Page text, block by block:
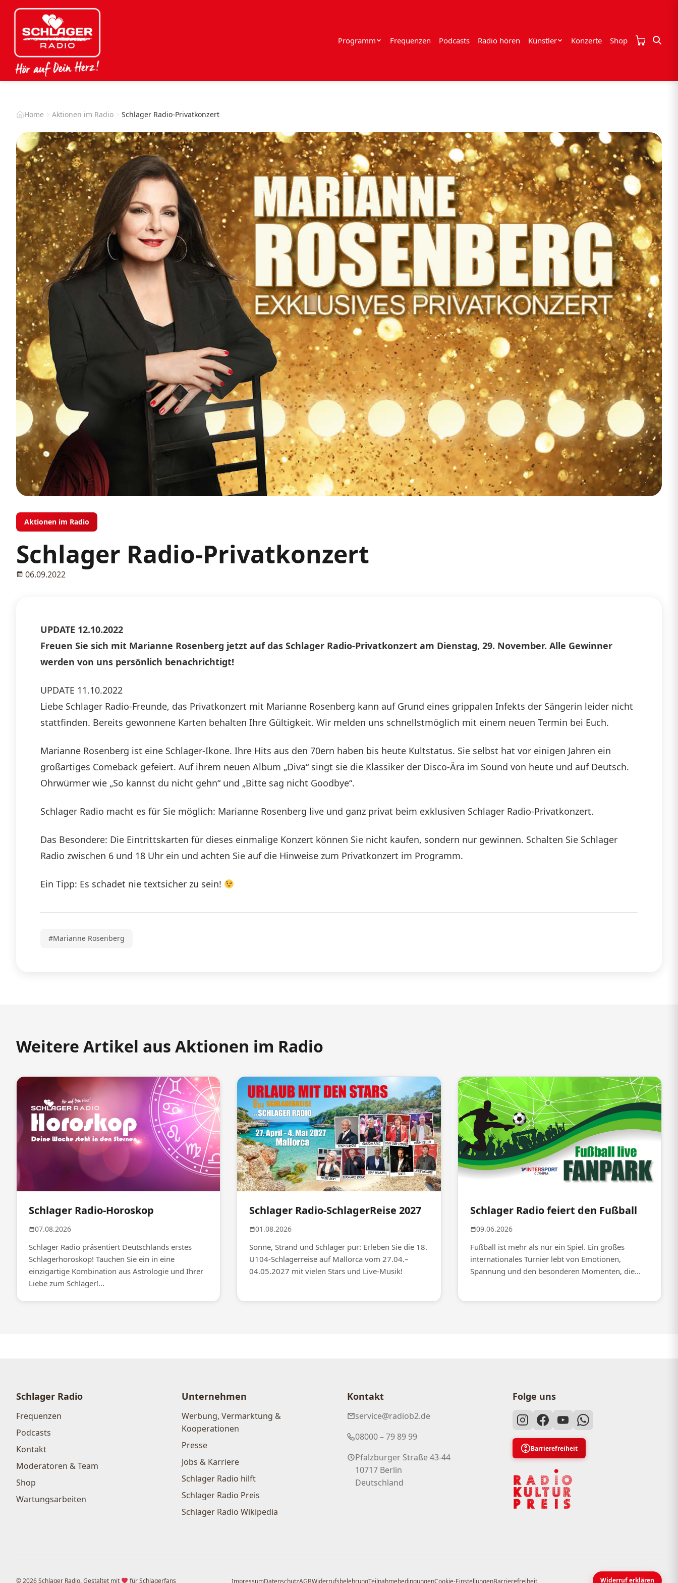
Programm Frequenzen Podcasts Radio hören Künstler Konzerte Shop
Home Aktionen im Radio Schlager Radio-Privatkonzert
Aktionen im Radio
Schlager Radio-Privatkonzert
06.09.2022
UPDATE 12.10.2022
Freuen Sie sich mit Marianne Rosenberg jetzt auf das Schlager Radio-Privatkonzert am Dienstag, 29. November. Alle Gewinner
werden von uns persönlich benachrichtigt!
UPDATE 11.10.2022
Liebe Schlager Radio-Freunde, das Privatkonzert mit Marianne Rosenberg kann auf Grund eines grippalen Infekts der Sängerin leider nicht
stattfinden. Bereits gewonnene Karten behalten Ihre Gültigkeit. Wir melden uns schnellstmöglich mit einem neuen Termin bei Euch.
Marianne Rosenberg ist eine Schlager-Ikone. Ihre Hits aus den 70ern haben bis heute Kultstatus. Sie selbst hat vor einigen Jahren ein
großartiges Comeback gefeiert. Auf ihrem neuen Album „Diva“ singt sie die Klassiker der Disco-Ära im Sound von heute und auf Deutsch.
Ohrwürmer wie „So kannst du nicht gehn“ und „Bitte sag nicht Goodbye“.
Schlager Radio macht es für Sie möglich: Marianne Rosenberg live und ganz privat beim exklusiven Schlager Radio-Privatkonzert.
Das Besondere: Die Eintrittskarten für dieses einmalige Konzert können Sie nicht kaufen, sondern nur gewinnen. Schalten Sie Schlager
Radio zwischen 6 und 18 Uhr ein und achten Sie auf die Hinweise zum Privatkonzert im Programm.
Ein Tipp: Es schadet nie textsicher zu sein!
#Marianne Rosenberg
Weitere Artikel aus Aktionen im Radio
Schlager Radio-Horoskop
07.08.2026
Schlager Radio präsentiert Deutschlands erstes
Schlagerhoroskop! Tauchen Sie ein in eine
einzigartige Kombination aus Astrologie und Ihrer
Liebe zum Schlager!...
Schlager Radio-SchlagerReise 2027
01.08.2026
Sonne, Strand und Schlager pur: Erleben Sie die 18.
U104-Schlagerreise auf Mallorca vom 27.04.–
04.05.2027 mit vielen Stars und Live-Musik!
Schlager Radio feiert den Fußball
09.06.2026
Fußball ist mehr als nur ein Spiel. Ein großes
internationales Turnier lebt von Emotionen,
Spannung und den besonderen Momenten, die...
Schlager Radio
Frequenzen
Podcasts
Kontakt
Moderatoren & Team
Shop
Wartungsarbeiten
Unternehmen
Werbung, Vermarktung &
Kooperationen
Presse
Jobs & Karriere
Schlager Radio hilft
Schlager Radio Preis
Schlager Radio Wikipedia
Kontakt
service@radiob2.de
08000 – 79 89 99
Pfalzburger Straße 43-44
10717 Berlin
Deutschland
Folge uns
Barrierefreiheit
© 2026 Schlager Radio. Gestaltet mit für Schlagerfans ImpressumDatenschutzAGBWiderrufsbelehrungTeilnahmebedingungenCookie-EinstellungenBarrierefreiheit Widerruf erklären